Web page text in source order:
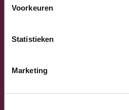
Voorkeuren
Statistieken
Marketing
© 2026 Burnex Group B.V. | Design